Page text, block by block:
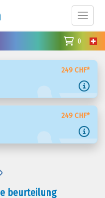
0
249 CHF*
249 CHF*
beurteilung